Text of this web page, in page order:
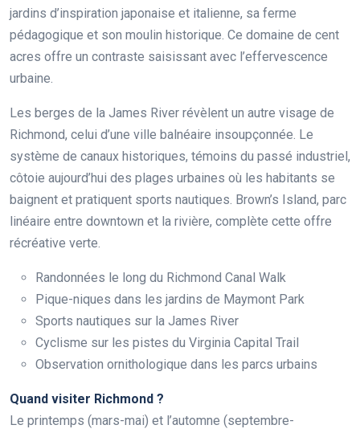
jardins d’inspiration japonaise et italienne, sa ferme
pédagogique et son moulin historique. Ce domaine de cent
acres offre un contraste saisissant avec l’effervescence
urbaine.
Les berges de la James River révèlent un autre visage de
Richmond, celui d’une ville balnéaire insoupçonnée. Le
système de canaux historiques, témoins du passé industriel,
côtoie aujourd’hui des plages urbaines où les habitants se
baignent et pratiquent sports nautiques. Brown’s Island, parc
linéaire entre downtown et la rivière, complète cette offre
récréative verte.
Randonnées le long du Richmond Canal Walk
Pique-niques dans les jardins de Maymont Park
Sports nautiques sur la James River
Cyclisme sur les pistes du Virginia Capital Trail
Observation ornithologique dans les parcs urbains
Quand visiter Richmond ?
Le printemps (mars-mai) et l’automne (septembre-